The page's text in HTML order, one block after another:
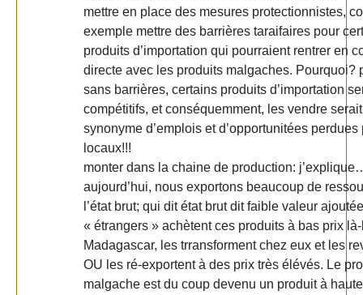
mettre en place des mesures protectionnistes,
exemple mettre des barrières taraifaires pour
produits d’importation qui pourraient rentrer en
directe avec les produits malgaches. Pourquoi?
sans barrières, certains produits d’importation
compétitifs, et conséquemment, les vendre serait
synonyme d’emplois et d’opportunitées perdues
locaux!!!
monter dans la chaine de production:
aujourd’hui, nous exportons beaucoup de
l’état brut; qui dit état brut dit faible valeur
« étrangers » achètent ces produits à bas prix
Madagascar, les trransforment chez eux et les
OU les ré-exportent à des prix très élévés. Le
malgache est du coup devenu un produit à